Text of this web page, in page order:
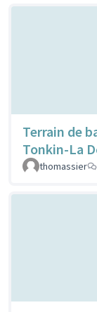
Terrain de
Tonkin-La
thomassier